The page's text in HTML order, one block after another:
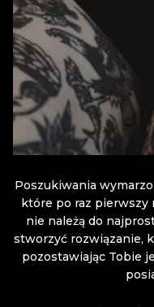
Poszukiwania
które po raz pierwszy
nie należą do
stworzyć rozwiązanie,
pozostawiając Tobie